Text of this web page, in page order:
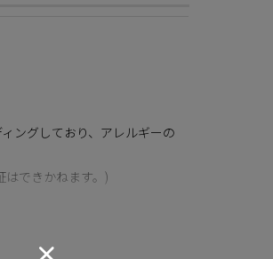
くださいませ。
ングしており、アレルギーの
できかねます。)